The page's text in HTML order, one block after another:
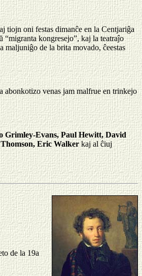
tiojn oni festas dimanĉe en la Centjariĝa
“migranta kongresejo”, kaj la teatraĵo
de la brita movado, ĉeestas
abonkotizo venas jam malfrue en trinkejo
Grimley-Evans, Paul Hewitt, David
Eric Walker kaj al ĉiuj
de la 19a